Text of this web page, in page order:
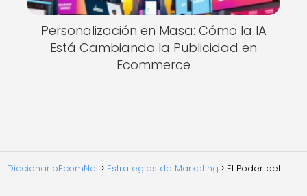
Personalización en Masa: Cómo la IA
Está Cambiando la Publicidad en
Ecommerce
DiccionarioEcomNet Estrategias de Marketing El Poder del